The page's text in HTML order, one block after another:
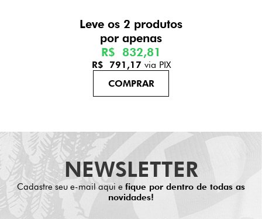
Leve os 2 produtos
R$ 832,81
R$ 791,17via PIX
NEWSLETTER
Cadastre seu e-mail aqui e fique por dentro de todas as
novidades!